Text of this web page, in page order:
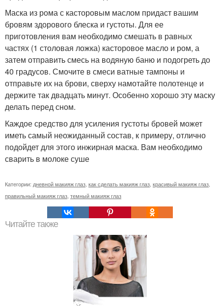
Маска из рома с касторовым маслом придаст вашим
бровям здорового блеска и густоты. Для ее
приготовления вам необходимо смешать в равных
частях (1 столовая ложка) касторовое масло и ром, а
затем отправить смесь на водяную баню и подогреть до
40 градусов. Смочите в смеси ватные тампоны и
отправьте их на брови, сверху намотайте полотенце и
держите так двадцать минут. Особенно хорошо эту маску
делать перед сном.
Каждое средство для усиления густоты бровей может
иметь самый неожиданный состав, к примеру, отлично
подойдет для этого инжирная маска. Вам необходимо
сварить в молоке суше
Категории: дневной макияж глаз, как сделать макияж глаз, красивый макияж глаз,
правильный макияж глаз, темный макияж глаз
Читайте также